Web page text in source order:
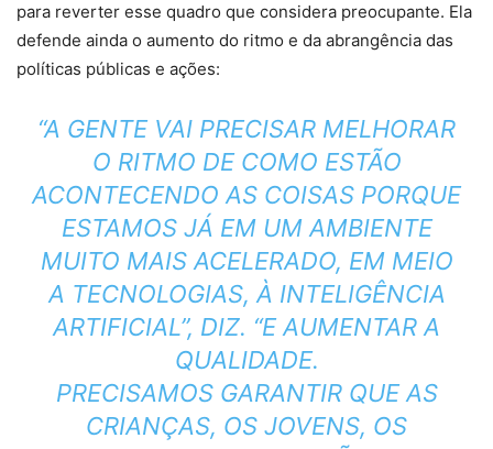
para reverter esse quadro que considera preocupante. Ela
defende ainda o aumento do ritmo e da abrangência das
políticas públicas e ações:
“A GENTE VAI PRECISAR MELHORAR
O RITMO DE COMO ESTÃO
ACONTECENDO AS COISAS PORQUE
ESTAMOS JÁ EM UM AMBIENTE
MUITO MAIS ACELERADO, EM MEIO
A TECNOLOGIAS, À INTELIGÊNCIA
ARTIFICIAL”, DIZ. “E AUMENTAR A
QUALIDADE.
PRECISAMOS GARANTIR QUE AS
CRIANÇAS, OS JOVENS, OS